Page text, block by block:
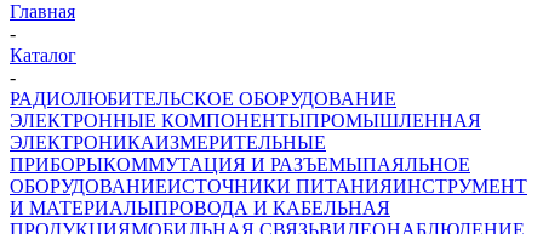
Главная
-
Каталог
-
РАДИОЛЮБИТЕЛЬСКОЕ ОБОРУДОВАНИЕ
ЭЛЕКТРОННЫЕ КОМПОНЕНТЫПРОМЫШЛЕННАЯ
ЭЛЕКТРОНИКАИЗМЕРИТЕЛЬНЫЕ
ПРИБОРЫКОММУТАЦИЯ И РАЗЪЕМЫПАЯЛЬНОЕ
ОБОРУДОВАНИЕИСТОЧНИКИ ПИТАНИЯИНСТРУМЕНТ
И МАТЕРИАЛЫПРОВОДА И КАБЕЛЬНАЯ
ПРОДУКЦИЯМОБИЛЬНАЯ СВЯЗЬВИДЕОНАБЛЮДЕНИЕ